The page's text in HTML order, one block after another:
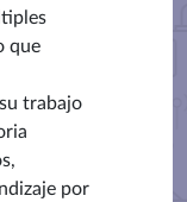
que
trabajo
por